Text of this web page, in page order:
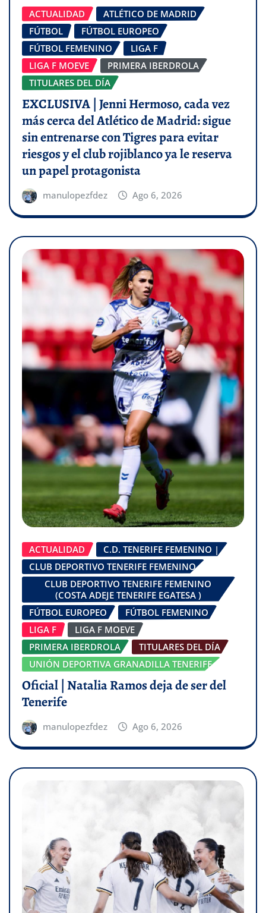
ACTUALIDAD
ATLÉTICO DE MADRID
FÚTBOL
FÚTBOL EUROPEO
FÚTBOL FEMENINO
LIGA F
LIGA F MOEVE
PRIMERA IBERDROLA
TITULARES DEL DÍA
EXCLUSIVA | Jenni Hermoso, cada vez
más cerca del Atlético de Madrid: sigue
sin entrenarse con Tigres para evitar
riesgos y el club rojiblanco ya le reserva
un papel protagonista
manulopezfdez Ago 6, 2026
ACTUALIDAD
C.D. TENERIFE FEMENINO |
CLUB DEPORTIVO TENERIFE FEMENINO
CLUB DEPORTIVO TENERIFE FEMENINO
(COSTA ADEJE TENERIFE EGATESA )
FÚTBOL EUROPEO
FÚTBOL FEMENINO
LIGA F
LIGA F MOEVE
PRIMERA IBERDROLA
TITULARES DEL DÍA
UNIÓN DEPORTIVA GRANADILLA TENERIFE
Oficial | Natalia Ramos deja de ser del
Tenerife
manulopezfdez Ago 6, 2026